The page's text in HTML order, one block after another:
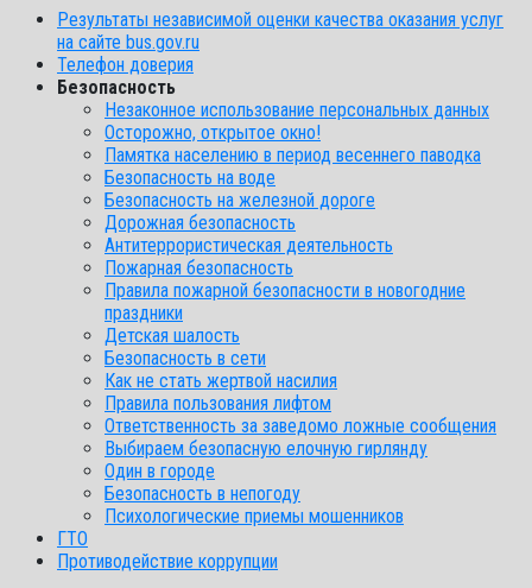
Результаты независимой оценки качества оказания услуг
на сайте bus.gov.ru
Телефон доверия
Безопасность
Незаконное использование персональных данных
Осторожно, открытое окно!
Памятка населению в период весеннего паводка
Безопасность на воде
Безопасность на железной дороге
Дорожная безопасность
Антитеррористическая деятельность
Пожарная безопасность
Правила пожарной безопасности в новогодние
праздники
Детская шалость
Безопасность в сети
Как не стать жертвой насилия
Правила пользования лифтом
Ответственность за заведомо ложные сообщения
Выбираем безопасную елочную гирлянду
Один в городе
Безопасность в непогоду
Психологические приемы мошенников
ГТО
Противодействие коррупции